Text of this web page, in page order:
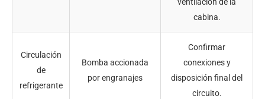
cabina.
Circulación
de
refrigerante
Bomba accionada
por engranajes
Confirmar
conexiones y
disposición final del
circuito.